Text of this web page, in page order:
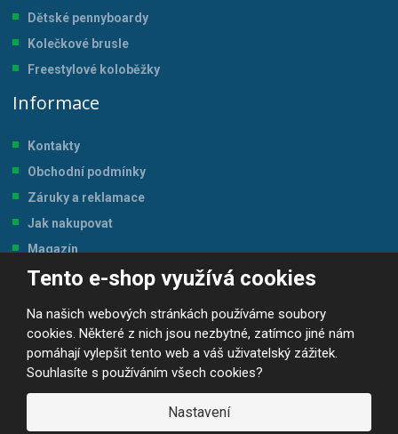
Tento e-shop využívá cookies
Na našich webových stránkách používáme soubory
cookies. Některé z nich jsou nezbytné, zatímco jiné nám
pomáhají vylepšit tento web a váš uživatelský zážitek.
Souhlasíte s používáním všech cookies?
Nastavení
Dětské pennyboardy
Kolečkové brusle
Freestylové koloběžky
Informace
Kontakty
Obchodní podmínky
Záruky a reklamace
Jak nakupovat
Magazín
Tabulka velikostí
© 2026, JP-SPORT.CZ SPORTOVNÍ POTŘEBY
Prohlášení o přístupnosti |Mapa stránek ||GDPR
VYROBILA